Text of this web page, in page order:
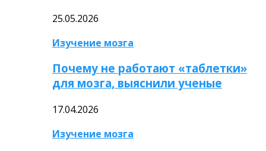
25.05.2026
Изучение мозга
Почему не работают «таблетки»
для мозга, выяснили ученые
17.04.2026
Изучение мозга